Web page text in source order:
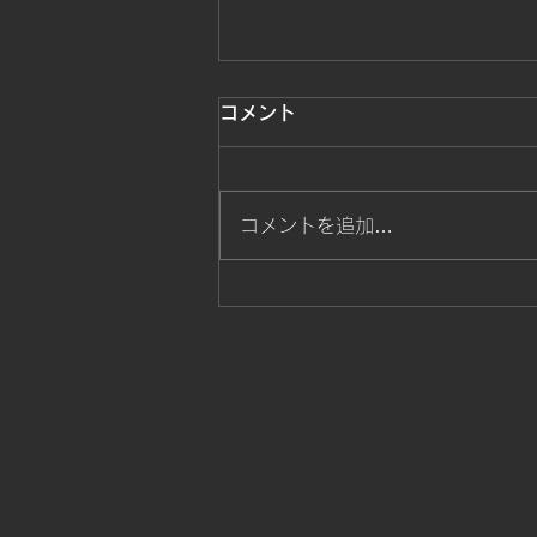
勝ち戦士達が躍動
コメント
コメントを追加…